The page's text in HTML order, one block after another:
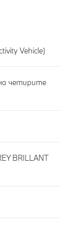
Vehicle)
четирите
BRILLANT